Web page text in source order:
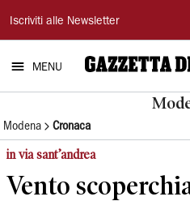
Gazzetta
di
Modena
Iscriviti alle Newsletter
MENU
Modena Cronaca
in via sant’andrea
Vento